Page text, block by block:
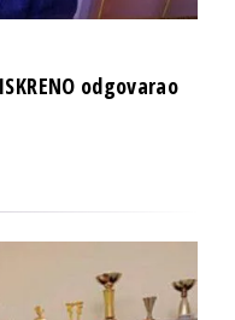
odgovarao